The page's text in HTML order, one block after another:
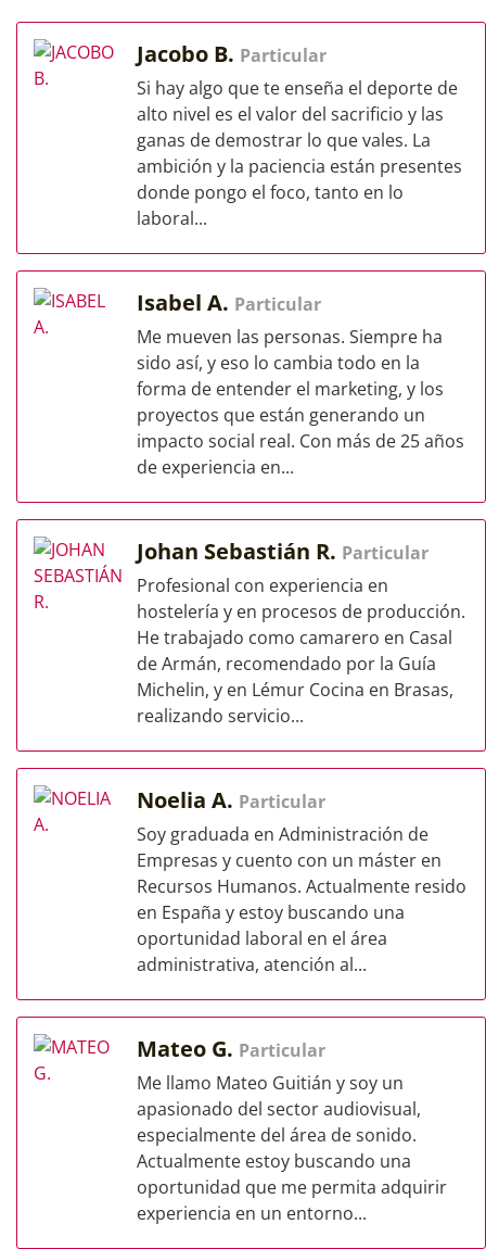
Jacobo B. Particular
Si hay algo que te enseña el deporte de
alto nivel es el valor del sacrificio y las
ganas de demostrar lo que vales. La
ambición y la paciencia están presentes
donde pongo el foco, tanto en lo
laboral...
Isabel A. Particular
Me mueven las personas. Siempre ha
sido así, y eso lo cambia todo en la
forma de entender el marketing, y los
proyectos que están generando un
impacto social real. Con más de 25 años
de experiencia en...
Johan Sebastián R. Particular
Profesional con experiencia en
hostelería y en procesos de producción.
He trabajado como camarero en Casal
de Armán, recomendado por la Guía
Michelin, y en Lémur Cocina en Brasas,
realizando servicio...
Noelia A. Particular
Soy graduada en Administración de
Empresas y cuento con un máster en
Recursos Humanos. Actualmente resido
en España y estoy buscando una
oportunidad laboral en el área
administrativa, atención al...
Mateo G. Particular
Me llamo Mateo Guitián y soy un
apasionado del sector audiovisual,
especialmente del área de sonido.
Actualmente estoy buscando una
oportunidad que me permita adquirir
experiencia en un entorno...